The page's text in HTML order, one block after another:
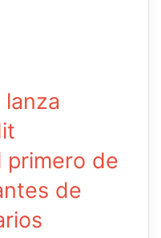
primero de
de